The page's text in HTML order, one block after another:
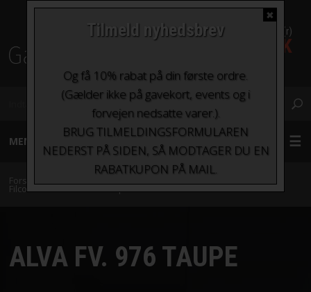
0 Vare(r)
0,00 DKK
MENU
GARN
TILBEHØR
Forside
Filcolana»Alva Fv. 976 Taupe
ALVA FV. 976 TAUPE
✖
Tilmeld nyhedsbrev
Og få 10% rabat på din første ordre.
(Gælder ikke på gavekort, events og i
forvejen nedsatte varer.).
BRUG TILMELDINGSFORMULAREN
NEDERST PÅ SIDEN, SÅ MODTAGER DU EN
RABATKUPON PÅ MAIL.